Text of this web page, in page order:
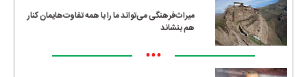
میراث‌فرهنگی می‌تواند ما را با همه تفاوت‌هایمان کنار
هم بنشاند
•••